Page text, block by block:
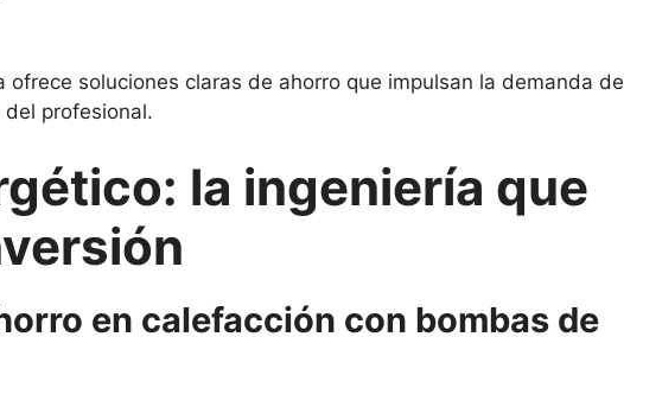
ofrece soluciones claras de ahorro que impulsan la demanda de
profesional.
la ingeniería que
en calefacción con bombas de